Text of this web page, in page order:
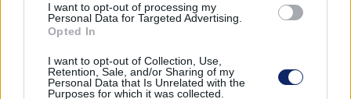
I want to opt-out of processing my
Personal Data for Targeted Advertising.
Opted In
I want to opt-out of Collection, Use,
Retention, Sale, and/or Sharing of my
Personal Data that Is Unrelated with the
Purposes for which it was collected.
fényhiány miatt.
MOODBOARD: HOGYAN VEHETED HASZNÁT A
RENDEZVÉNYSZERVEZÉSBEN?
2023. december. 15. 13:55